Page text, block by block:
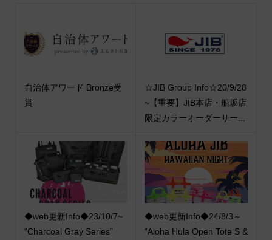
自治体アワード Bronze受
賞
☆JIB Group Info☆20/9/28
~【重要】JIB本店・船坂店
限定カラーオーダーサー...
◆web更新Info◆23/10/7~
“Charcoal Gray Series”
◆web更新Info◆24/8/3～
“Aloha Hula Open Tote S &